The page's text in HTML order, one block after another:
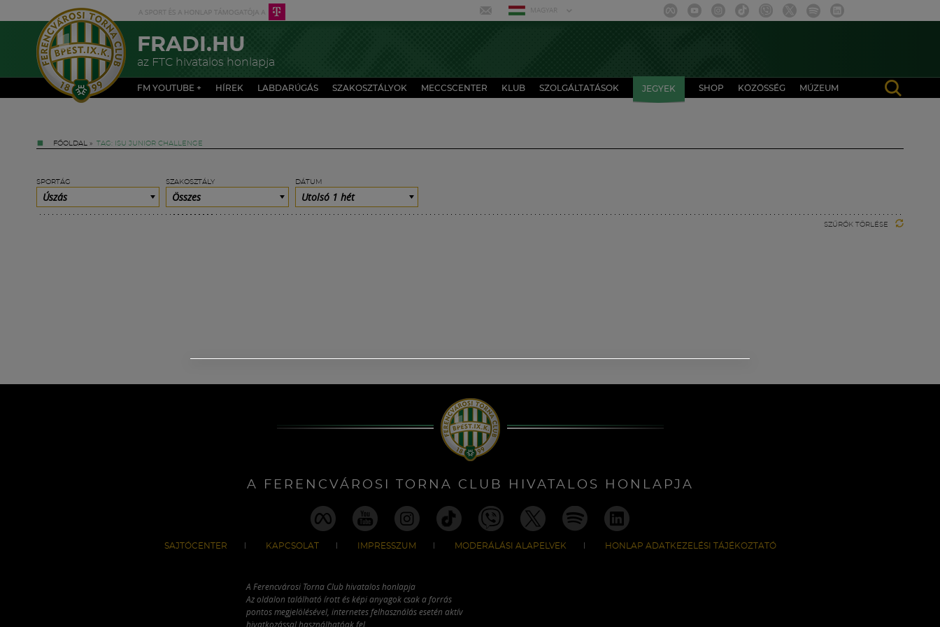
MAGYAR
FRADI.HU
az FTC hivatalos honlapja
FM YOUTUBE + HÍREK LABDARÚGÁS SZAKOSZTÁLYOK MECCSCENTER KLUB SZOLGÁLTATÁSOK JEGYEK SHOP KÖZÖSSÉG MÚZEUM
FŐOLDAL » TAG: ISU JUNIOR CHALLENGE
SPORTÁG
Úszás
SZAKOSZTÁLY
Összes
DÁTUM
Utolsó 1 hét
SZŰRŐK TÖRLÉSE
A FERENCVÁROSI TORNA CLUB HIVATALOS HONLAPJA
SAJTÓCENTER KAPCSOLAT IMPRESSZUM MODERÁLÁSI ALAPELVEK HONLAP ADATKEZELÉSI TÁJÉKOZTATÓ
A Ferencvárosi Torna Club hivatalos honlapja
Az oldalon található írott és képi anyagok csak a forrás
pontos megjelölésével, internetes felhasználás esetén aktív
hivatkozással használhatóak fel.